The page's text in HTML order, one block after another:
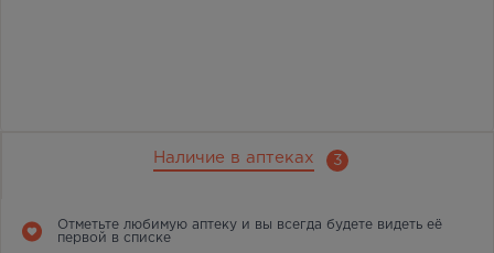
Наличие в аптеках 3
Отметьте любимую аптеку и вы всегда будете видеть её
первой в списке